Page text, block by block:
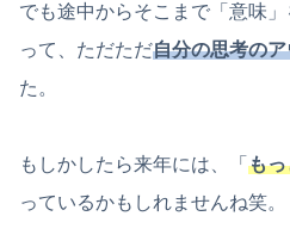
でも途中からそこまで「意味
って、ただただ自分の思考の
た。
もしかしたら来年には、「 も
っているかもしれませんね笑。